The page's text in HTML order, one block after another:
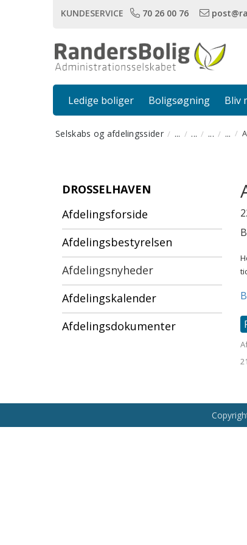
KUNDESERVICE 70 26 00 76
Ledige boliger Boligsøgning Bliv
Selskabs og afdelingssider ... ... ... ...
DROSSELHAVEN
Afdelingsforside
Afdelingsbestyrelsen
Afdelingsnyheder
Afdelingskalender
Afdelingsdokumenter